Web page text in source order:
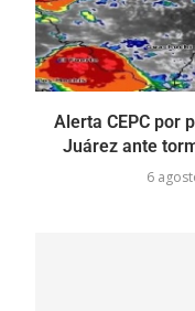
Alerta CEPC por
Juárez ante
6